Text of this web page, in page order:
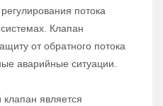
потока
Клапан
от обратного потока
аварийные ситуации.
является